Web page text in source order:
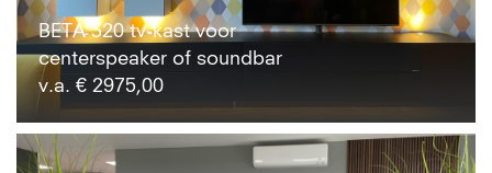
BETA 320 tv-kast voor
centerspeaker of soundbar
v.a. € 2975,00